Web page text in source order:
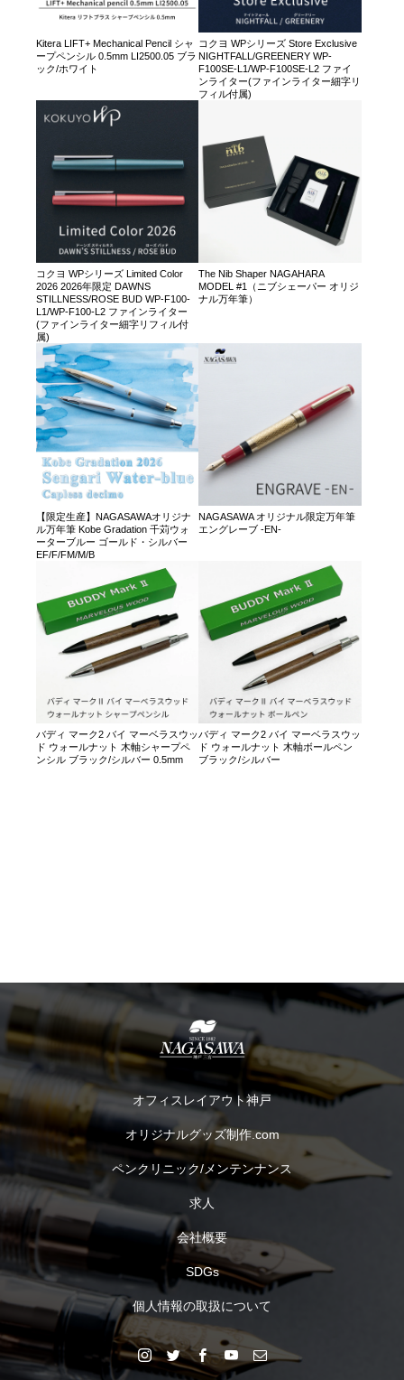
Kitera LIFT+ Mechanical Pencil シャ
ープペンシル 0.5mm LI2500.05 ブラ
ック/ホワイト
コクヨ WPシリーズ Store Exclusive
NIGHTFALL/GREENERY WP-
F100SE-L1/WP-F100SE-L2 ファイ
ンライター(ファインライター細字リ
フィル付属)
コクヨ WPシリーズ Limited Color
2026 2026年限定 DAWNS
STILLNESS/ROSE BUD WP-F100-
L1/WP-F100-L2 ファインライター
(ファインライター細字リフィル付
属)
The Nib Shaper NAGAHARA
MODEL #1（ニブシェーパー オリジ
ナル万年筆）
【限定生産】NAGASAWAオリジナ
ル万年筆 Kobe Gradation 千苅ウォ
ーターブルー ゴールド・シルバー
EF/F/FM/M/B
NAGASAWA オリジナル限定万年筆
エングレーブ -EN-
バディ マーク2 バイ マーベラスウッ
ド ウォールナット 木軸シャープペ
ンシル ブラック/シルバー 0.5mm
バディ マーク2 バイ マーベラスウッ
ド ウォールナット 木軸ボールペン
ブラック/シルバー
オフィスレイアウト神戸
オリジナルグッズ制作.com
ペンクリニック/メンテンナンス
求人
会社概要
SDGs
個人情報の取扱について